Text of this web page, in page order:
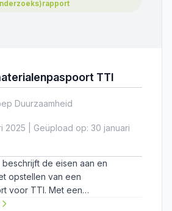
TTI
Duurzaamheid
2025 | Geüpload op: 30 januari
de eisen aan en
opstellen van een
voor TTI. Met een
kan de (potentie van)